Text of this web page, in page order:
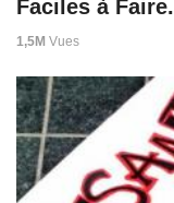
Faciles à Faire.
1,5M Vues